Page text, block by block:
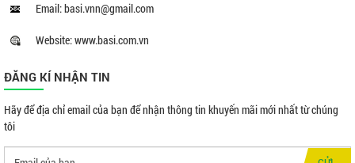
Email: basi.vnn@gmail.com
Website: www.basi.com.vn
ĐĂNG KÍ NHẬN TIN
Hãy để địa chỉ email của bạn để nhận thông tin khuyến mãi mới nhất từ chúng
tôi